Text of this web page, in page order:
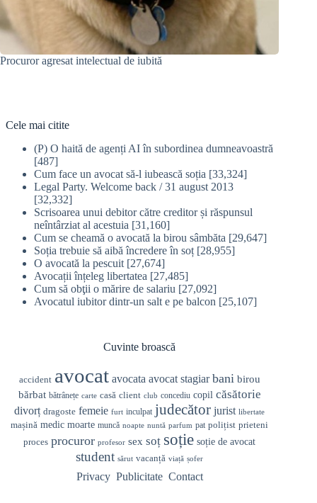
Procuror agresat intelectual de iubită
Cele mai citite
(P) O haită de agenți AI în subordinea dumneavoastră
[487]
Cum face un avocat să-l iubească soția [33,324]
Legal Party. Welcome back / 31 august 2013
[32,332]
Scrisoarea unui debitor către creditor și răspunsul
neîntârziat al acestuia [31,160]
Cum se cheamă o avocată la birou sâmbăta [29,647]
Soția trebuie să aibă încredere în soț [28,955]
O avocată la pescuit [27,674]
Avocații înțeleg libertatea [27,485]
Cum să obţii o mărire de salariu [27,092]
Avocatul iubitor dintr-un salt e pe balcon [25,107]
Cuvinte broască
accident avocat avocata avocat stagiar bani birou
bărbat bătrânețe carte casă client club concediu copil căsătorie
divorț dragoste femeie furt inculpat judecător jurist libertate
mașină medic moarte muncă noapte nuntă parfum pat polițist prieteni
proces procuror profesor sex soț soție soție de avocat
student sărut vacanță viață șofer
Privacy Publicitate Contact